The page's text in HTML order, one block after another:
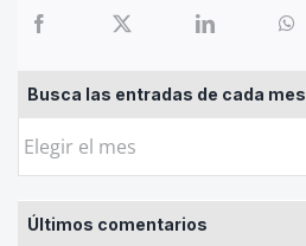
Busca las entradas de cada mes
Busca
entradas
de
Últimos comentarios